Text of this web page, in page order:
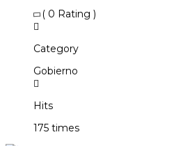
( 0 Rating )
Category
Gobierno
Hits
175 times